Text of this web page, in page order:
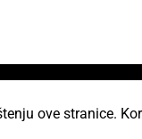
ove stranice.